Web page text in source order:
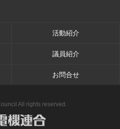
活動紹介
議員紹介
お問合せ
All rights reserved.